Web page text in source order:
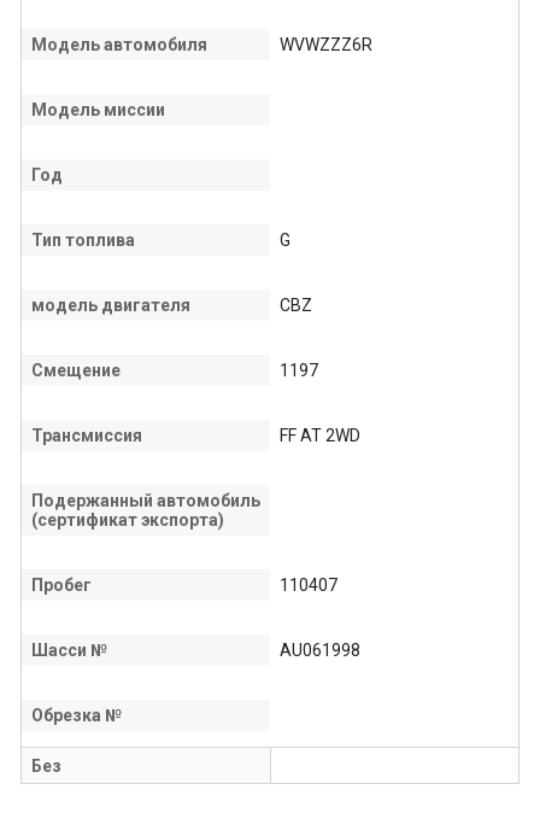
Модель автомобиля WVWZZZ6R
Модель миссии
Год
Тип топлива G
модель двигателя CBZ
Смещение 1197
Трансмиссия FF AT 2WD
Подержанный автомобиль
(сертификат экспорта)
Пробег 110407
Шасси № AU061998
Обрезка №
Без